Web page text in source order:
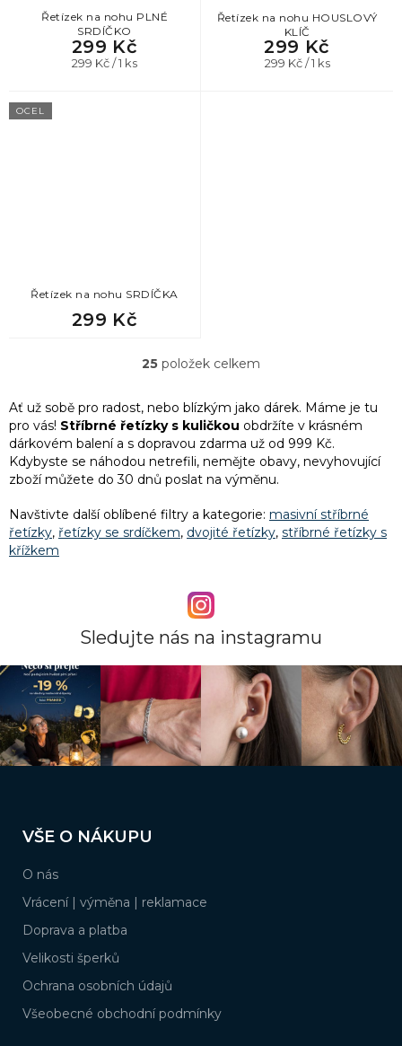
Řetízek na nohu PLNÉ
SRDÍČKO
299 Kč
Měrná
299 Kč / 1 ks
Řetízek na nohu HOUSLOVÝ
KLÍČ
299 Kč
Měrná
299 Kč / 1 ks
OCEL
Řetízek na nohu SRDÍČKA
299 Kč
O
l
á
d
a
c
í
p
r
v
v
ý
i
s
u
25 položek celkem
Ať už sobě pro radost, nebo blízkým jako dárek. Máme je tu
pro vás! Stříbrné řetízky s kuličkou obdržíte v krásném
dárkovém balení a s dopravou zdarma už od 999 Kč.
Kdybyste se náhodou netrefili, nemějte obavy, nevyhovující
zboží můžete do 30 dnů poslat na výměnu.
Navštivte další oblíbené filtry a kategorie: masivní stříbrné
řetízky, řetízky se srdíčkem, dvojité řetízky, stříbrné řetízky s
křížkem
Sledujte nás na instagramu
pVŠE O NÁKUPU
O nás
Vrácení | výměna | reklamace
Doprava a platba
Velikosti šperků
Ochrana osobních údajů
Všeobecné obchodní podmínky